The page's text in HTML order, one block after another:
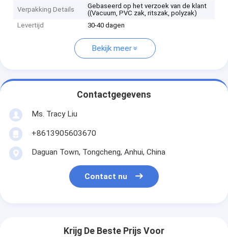
Verpakking Details
Gebaseerd op het verzoek van de klant
((Vacuum, PVC zak, ritszak, polyzak)
Levertijd
30-40 dagen
Bekijk meer
Contactgegevens
Ms. Tracy Liu
+8613905603670
Daguan Town, Tongcheng, Anhui, China
Contact nu
Krijg De Beste Prijs Voor